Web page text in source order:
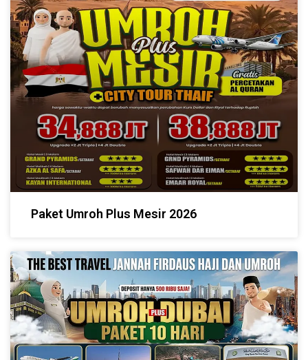
Paket Umroh Plus Mesir 2026